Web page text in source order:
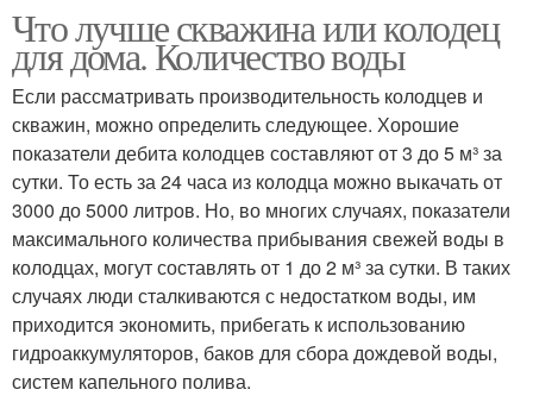
Что лучше скважина или колодец
для дома. Количество воды
Если рассматривать производительность колодцев и
скважин, можно определить следующее. Хорошие
показатели дебита колодцев составляют от 3 до 5 м³ за
сутки. То есть за 24 часа из колодца можно выкачать от
3000 до 5000 литров. Но, во многих случаях, показатели
максимального количества прибывания свежей воды в
колодцах, могут составлять от 1 до 2 м³ за сутки. В таких
случаях люди сталкиваются с недостатком воды, им
приходится экономить, прибегать к использованию
гидроаккумуляторов, баков для сбора дождевой воды,
систем капельного полива.